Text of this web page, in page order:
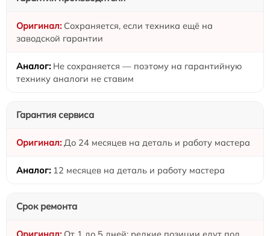
Сохраняется, если техника ещё на
заводской гарантии
Не сохраняется — поэтому на гарантийную
технику аналоги не ставим
Гарантия сервиса
До 24 месяцев на деталь и работу мастера
12 месяцев на деталь и работу мастера
Срок ремонта